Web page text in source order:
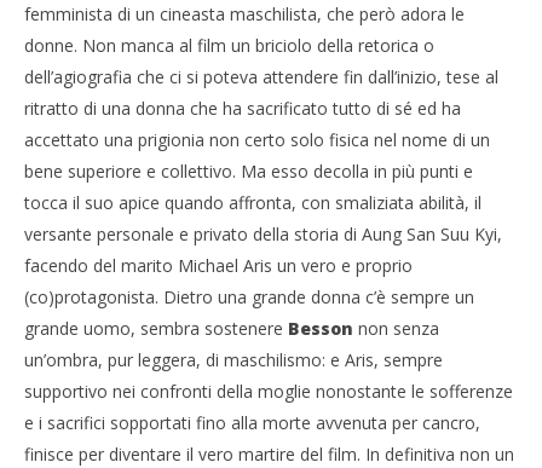
femminista di un cineasta maschilista, che però adora le
donne. Non manca al film un briciolo della retorica o
dell’agiografia che ci si poteva attendere fin dall’inizio, tese al
ritratto di una donna che ha sacrificato tutto di sé ed ha
accettato una prigionia non certo solo fisica nel nome di un
bene superiore e collettivo. Ma esso decolla in più punti e
tocca il suo apice quando affronta, con smaliziata abilità, il
versante personale e privato della storia di Aung San Suu Kyi,
facendo del marito Michael Aris un vero e proprio
(co)protagonista. Dietro una grande donna c’è sempre un
grande uomo, sembra sostenere Besson non senza
un’ombra, pur leggera, di maschilismo: e Aris, sempre
supportivo nei confronti della moglie nonostante le sofferenze
e i sacrifici sopportati fino alla morte avvenuta per cancro,
finisce per diventare il vero martire del film. In definitiva non un